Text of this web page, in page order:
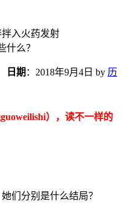
入火药发射
什么？
日期 ： 2018年9月4日 by 历
），读不一样的
们分别是什么结局？